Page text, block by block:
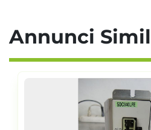
Annunci